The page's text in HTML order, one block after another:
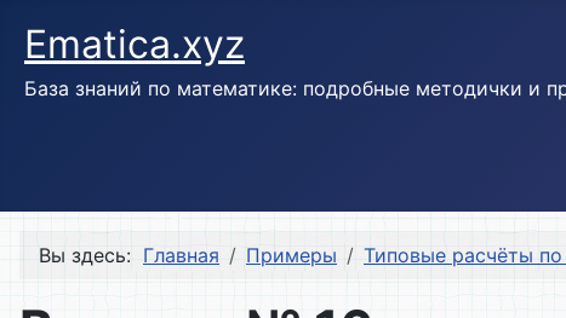
Ematica.xyz
База знаний по математике: подробные методички и
Вы здесь: Главная Примеры Типовые расчёты